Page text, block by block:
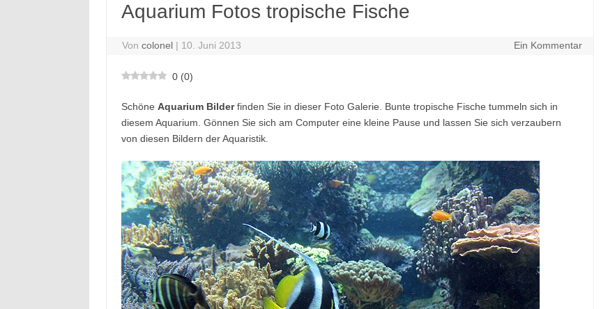
Aquarium Fotos tropische Fische
Voncolonel | 10. Juni 2013 Ein Kommentar
0 (0)
Schöne Aquarium Bilderfinden Sie in dieser Foto Galerie. Bunte tropische Fische tummeln sich in
diesem Aquarium. Gönnen Sie sich am Computer eine kleine Pause und lassen Sie sich verzaubern
von diesen Bildern der Aquaristik.